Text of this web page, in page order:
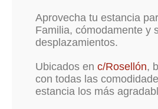
Aprovecha tu estancia
Familia, cómodamente y
desplazamientos.
Ubicados en c/Rosellón,
con todas las
estancia los más